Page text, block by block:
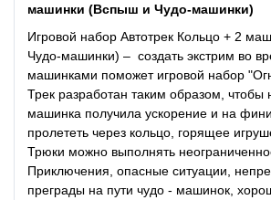
машинки (Вспыш и Чудо-машинки)
Игровой набор Автотрек Кольцо + 2
Чудо-машинки) – создать экстрим во
машинками поможет игровой набор
Трек разработан таким образом, чтобы
машинка получила ускорение и на
пролететь через кольцо, горящее
Трюки можно выполнять
Приключения, опасные ситуации,
преграды на пути чудо - машинок,